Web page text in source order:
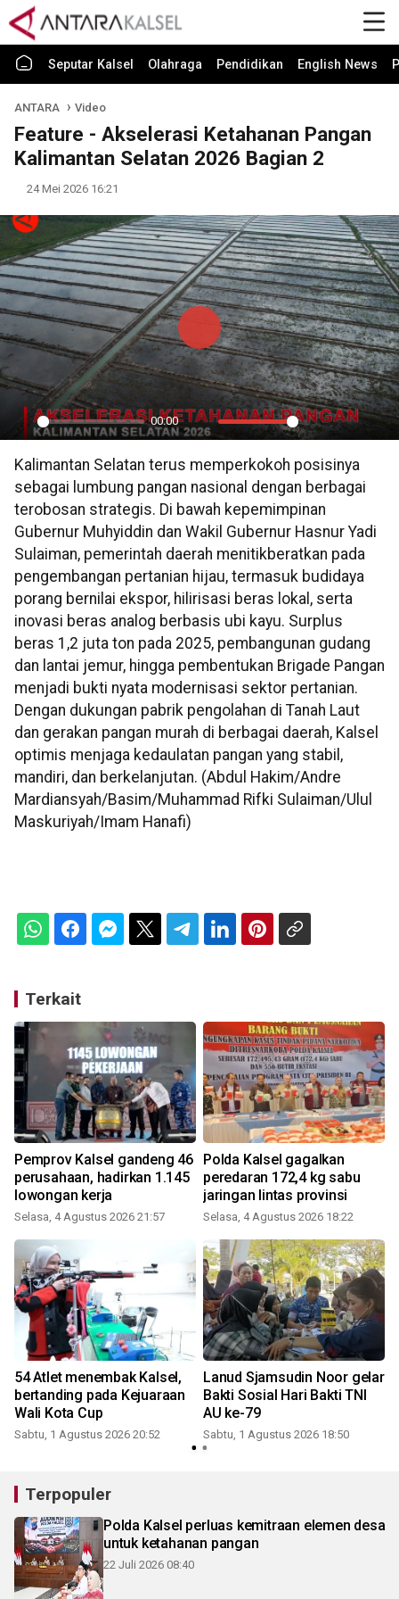
Seputar Kalsel Olahraga Pendidikan English News
ANTARA Video
Feature - Akselerasi Ketahanan Pangan
Kalimantan Selatan 2026 Bagian 2
24 Mei 2026 16:21
Play
00:00
Mute Settings
PIP
Play
Kalimantan Selatan terus memperkokoh posisinya
sebagai lumbung pangan nasional dengan berbagai
terobosan strategis. Di bawah kepemimpinan
Gubernur Muhyiddin dan Wakil Gubernur Hasnur Yadi
Sulaiman, pemerintah daerah menitikberatkan pada
pengembangan pertanian hijau, termasuk budidaya
porang bernilai ekspor, hilirisasi beras lokal, serta
inovasi beras analog berbasis ubi kayu. Surplus
beras 1,2 juta ton pada 2025, pembangunan gudang
dan lantai jemur, hingga pembentukan Brigade Pangan
menjadi bukti nyata modernisasi sektor pertanian.
Dengan dukungan pabrik pengolahan di Tanah Laut
dan gerakan pangan murah di berbagai daerah, Kalsel
optimis menjaga kedaulatan pangan yang stabil,
mandiri, dan berkelanjutan. (Abdul Hakim/Andre
Mardiansyah/Basim/Muhammad Rifki Sulaiman/Ulul
Maskuriyah/Imam Hanafi)
Terkait
Pemprov Kalsel gandeng 46
perusahaan, hadirkan 1.145
lowongan kerja
Selasa, 4 Agustus 2026 21:57
Polda Kalsel gagalkan
peredaran 172,4 kg sabu
jaringan lintas provinsi
Selasa, 4 Agustus 2026 18:22
54 Atlet menembak Kalsel,
bertanding pada Kejuaraan
Wali Kota Cup
Sabtu, 1 Agustus 2026 20:52
Lanud Sjamsudin Noor gelar
Bakti Sosial Hari Bakti TNI
AU ke-79
Sabtu, 1 Agustus 2026 18:50
Terpopuler
Polda Kalsel perluas kemitraan elemen desa
untuk ketahanan pangan
22 Juli 2026 08:40